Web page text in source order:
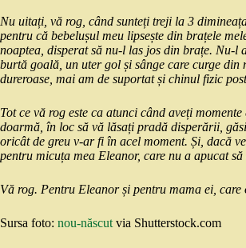
Nu uitați, vă rog, când sunteți treji la 3
pentru că bebelușul meu lipsește din brațele
noaptea, disperat să nu-l las jos din brațe. Nu-l
burtă goală, un uter gol și sânge care curge din
dureroase, mai am de suportat și chinul fizic
Tot ce vă rog este ca atunci când aveți
doarmă, în loc să vă lăsați pradă disperării,
oricât de greu v-ar fi în acel moment. Și, dacă
pentru micuța mea Eleanor, care nu a apucat
Vă rog. Pentru Eleanor și pentru mama ei,
Sursa foto: nou-născut via Shutterstock.com